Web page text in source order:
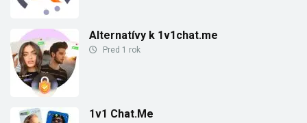
Alternatívy k 1v1chat.me
Pred 1 rok
1v1 Chat.Me